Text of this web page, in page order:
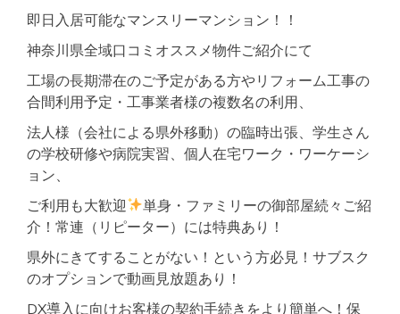
即日入居可能なマンスリーマンション！！
神奈川県全域口コミオススメ物件ご紹介にて
工場の長期滞在のご予定がある方やリフォーム工事の
合間利用予定・工事業者様の複数名の利用、
法人様（会社による県外移動）の臨時出張、学生さん
の学校研修や病院実習、個人在宅ワーク・ワーケーシ
ョン、
ご利用も大歓迎
単身・ファミリーの御部屋続々ご紹
介！常連（リピーター）には特典あり！
県外にきてすることがない！という方必見！サブスク
のオプションで動画見放題あり！
DX導入に向けお客様の契約手続きをより簡単へ！保